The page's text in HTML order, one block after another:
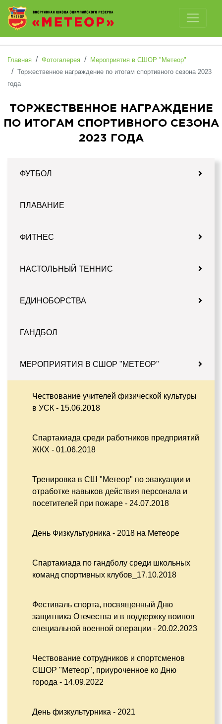
Отключить картинки
Главная Фотогалерея
Мероприятия в СШОР "Метеор"
Торжественное награждение по итогам спортивного сезона 2023
года
ТОРЖЕСТВЕННОЕ НАГРАЖДЕНИЕ
ПО ИТОГАМ СПОРТИВНОГО СЕЗОНА
2023 ГОДА
ФУТБОЛ
ПЛАВАНИЕ
ФИТНЕС
НАСТОЛЬНЫЙ ТЕННИС
ЕДИНОБОРСТВА
ГАНДБОЛ
МЕРОПРИЯТИЯ В СШОР "МЕТЕОР"
Чествование учителей физической культуры
в УСК - 15.06.2018
Спартакиада среди работников предприятий
ЖКХ - 01.06.2018
Тренировка в СШ "Метеор" по эвакуации и
отработке навыков действия персонала и
посетителей при пожаре - 24.07.2018
День Физкультурника - 2018 на Метеоре
Спартакиада по гандболу среди школьных
команд спортивных клубов_17.10.2018
Фестиваль спорта, посвященный Дню
защитника Отечества и в поддержку воинов
специальной военной операции - 20.02.2023
Чествование сотрудников и спортсменов
СШОР "Метеор", приуроченное ко Дню
города - 14.09.2022
День физкультурника - 2021